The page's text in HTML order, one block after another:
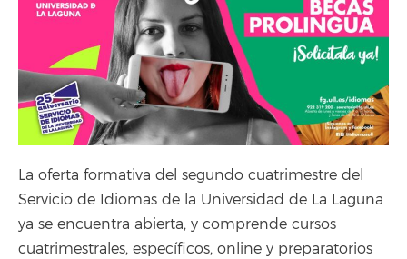
La oferta formativa del segundo cuatrimestre del
Servicio de Idiomas de la Universidad de La Laguna
ya se encuentra abierta, y comprende cursos
cuatrimestrales, específicos, online y preparatorios